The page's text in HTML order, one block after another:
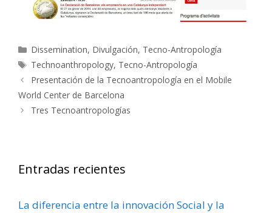
Categorías
Dissemination, Divulgación, Tecno-Antropología
Etiquetas
Technoanthropology, Tecno-Antropología
Presentación de la Tecnoantropología en el Mobile
World Center de Barcelona
Tres Tecnoantropologías
Entradas recientes
La diferencia entre la innovación Social y la